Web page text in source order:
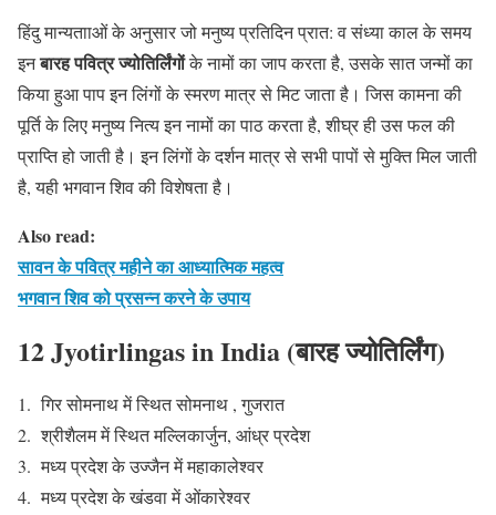
हिंदु मान्यतााओं के अनुसार जो मनुष्य प्रतिदिन प्रात: व संध्या काल के समय
इनबारह पवित्र ज्योतिर्लिंगोंके नामों का जाप करता है, उसके सात जन्मों का
किया हुआ पाप इन लिंगों के स्मरण मात्र से मिट जाता है। जिस कामना की
पूर्ति के लिए मनुष्य नित्य इन नामों का पाठ करता है, शीघ्र ही उस फल की
प्राप्ति हो जाती है। इन लिंगों के दर्शन मात्र से सभी पापों से मुक्ति मिल जाती
है, यही भगवान शिव की विशेषता है।
Also read:
सावन के पवित्र महीने का आध्यात्मिक महत्व
भगवान शिव को प्रसन्न करने के उपाय
12 Jyotirlingas in India (बारह ज्योतिर्लिंग)
गिर सोमनाथ में स्थित सोमनाथ , गुजरात
श्रीशैलम में स्थित मल्लिकार्जुन, आंध्र प्रदेश
मध्य प्रदेश के उज्जैन में महाकालेश्वर
मध्य प्रदेश के खंडवा में ओंकारेश्वर